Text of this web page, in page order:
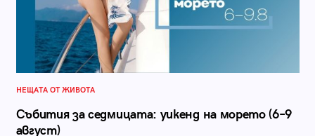
НЕЩАТА ОТ ЖИВОТА
Събития за седмицата: уикенд на морето (6–9
август)